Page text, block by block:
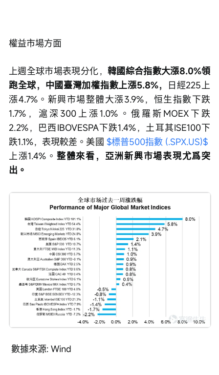
權益市場方面
上週全球市場表現分化， 韓國綜合指數大漲8.0%領
跑全球，中國臺灣加權指數上漲5.8%，
日經225上
漲4.7%。新興市場整體大漲3.9%，恒生指數下跌
1.7%，滬深300上漲1.0%。俄羅斯MOEX下跌
2.2%，巴西IBOVESPA下跌1.4%，土耳其ISE100下
跌1.1%，表現較差。美國 $標普500指數 (.SPX.US)$
上漲1.4%。 整體來看，亞洲新興市場表現尤爲突
出。
數據來源: Wind